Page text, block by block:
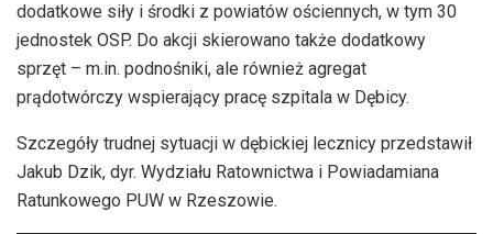
dodatkowe siły i środki z powiatów ościennych, w tym 30
jednostek OSP. Do akcji skierowano także dodatkowy
sprzęt – m.in. podnośniki, ale również agregat
prądotwórczy wspierający pracę szpitala w Dębicy.
Szczegóły trudnej sytuacji w dębickiej lecznicy przedstawił
Jakub Dzik, dyr. Wydziału Ratownictwa i Powiadamiana
Ratunkowego PUW w Rzeszowie.